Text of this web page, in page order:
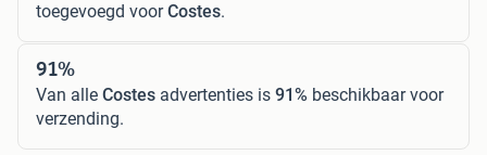
toegevoegd voorCostes.
91%
Van alle Costes advertenties is 91% beschikbaar voor
verzending.